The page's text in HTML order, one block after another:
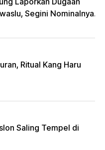
Segini Nominalnya
di Tribunpriangan.com
RW di Bandung Laporkan
ke Bawaslu, Segini
2024/11/30/2-
Ritual Kang Haru
Saling Tempel di